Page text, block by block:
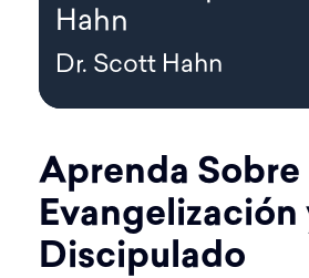
Hahn
Dr. Scott Hahn
Aprenda Sobre
Evangelización
Discipulado